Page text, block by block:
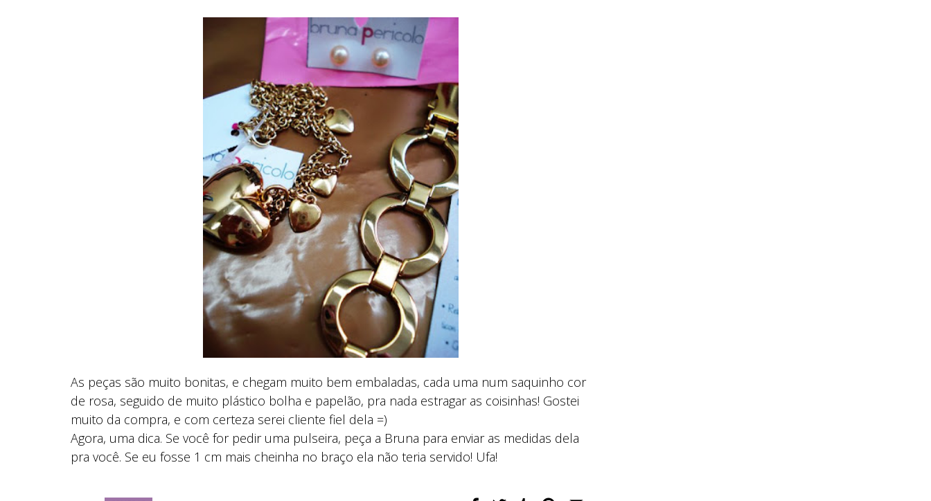
As peças são muito bonitas, e chegam muito bem embaladas, cada uma num saquinho cor
de rosa, seguido de muito plástico bolha e papelão, pra nada estragar as coisinhas! Gostei
muito da compra, e com certeza serei cliente fiel dela =)
Agora, uma dica. Se você for pedir uma pulseira, peça a Bruna para enviar as medidas dela
pra você. Se eu fosse 1 cm mais cheinha no braço ela não teria servido! Ufa!